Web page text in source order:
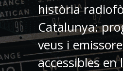
història
Catalunya:
veus i
accessibles en